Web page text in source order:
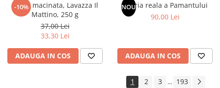
Instrumente si Truse Geometrie
Seturi scolare
Calculator
Consumabile & Accesorii
Cadouri
-10%
Cafea macinata, Lavazza Il
Mattino, 250 g
37,00 Lei
33,30 Lei
ADAUGA IN COS
NOU
Istoria reala a Pamantului
90,00 Lei
ADAUGA IN COS
1 2 3 ... 193